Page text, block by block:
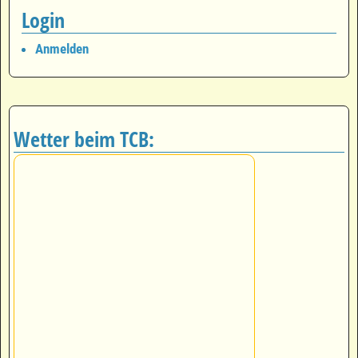
Login
Anmelden
Wetter beim TCB: